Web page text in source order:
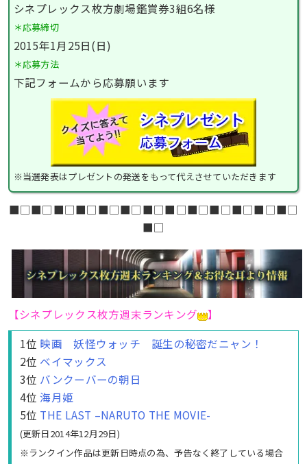
シネプレックス枚方劇場鑑賞券3組6名様
＊応募締切
2015年1月25日(日)
＊応募方法
下記フォームから応募願います
※当選発表はプレゼントの発送をもって代えさせていただきます
■□■□■□■□■□■□■□■□■□■□■□■□■□
■□
【シネプレックス枚方週末ランキング
】
1位 映画 妖怪ウォッチ 誕生の秘密だニャン！
2位 ベイマックス
3位 バンクーバーの朝日
4位海月姫
5位 THE LAST –NARUTO THE MOVIE-
(更新日2014年12月29日)
※ランクイン作品は更新日時点の為、予告なく終了している場合